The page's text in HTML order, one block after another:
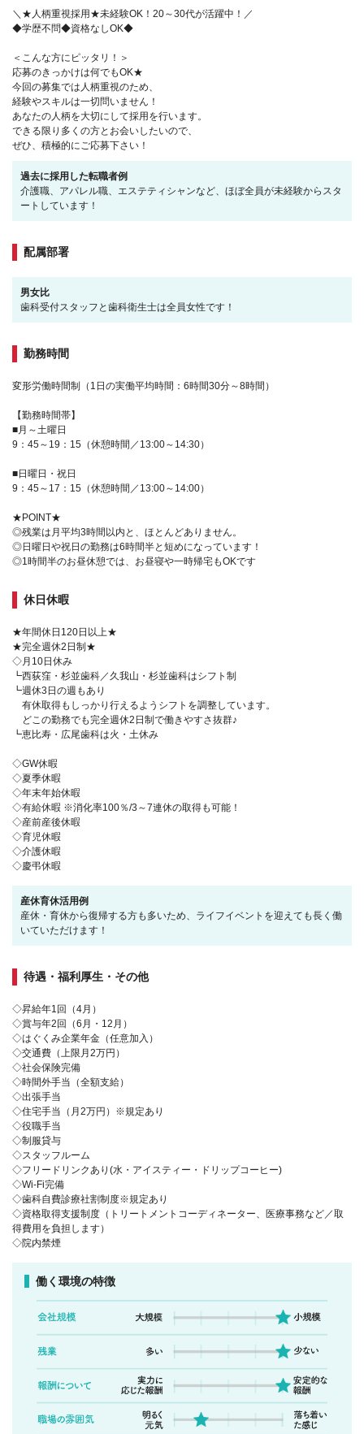
＼★人柄重視採用★未経験OK！20～30代が活躍中！／
◆学歴不問◆資格なしOK◆
＜こんな方にピッタリ！＞
応募のきっかけは何でもOK★
今回の募集では人柄重視のため、
経験やスキルは一切問いません！
あなたの人柄を大切にして採用を行います。
できる限り多くの方とお会いしたいので、
ぜひ、積極的にご応募下さい！
過去に採用した転職者例
介護職、アパレル職、エステティシャンなど、ほぼ全員が未経験からスタ
ートしています！
配属部署
男女比
歯科受付スタッフと歯科衛生士は全員女性です！
勤務時間
変形労働時間制（1日の実働平均時間：6時間30分～8時間）
【勤務時間帯】
■月～土曜日
9：45～19：15（休憩時間／13:00～14:30）
■日曜日・祝日
9：45～17：15（休憩時間／13:00～14:00）
★POINT★
◎残業は月平均3時間以内と、ほとんどありません。
◎日曜日や祝日の勤務は6時間半と短めになっています！
◎1時間半のお昼休憩では、お昼寝や一時帰宅もOKです
休日休暇
★年間休日120日以上★
★完全週休2日制★
◇月10日休み
┗西荻窪・杉並歯科／久我山・杉並歯科はシフト制
┗週休3日の週もあり
有休取得もしっかり行えるようシフトを調整しています。
どこの勤務でも完全週休2日制で働きやすさ抜群♪
┗恵比寿・広尾歯科は火・土休み
◇GW休暇
◇夏季休暇
◇年末年始休暇
◇有給休暇 ※消化率100％/3～7連休の取得も可能！
◇産前産後休暇
◇育児休暇
◇介護休暇
◇慶弔休暇
産休育休活用例
産休・育休から復帰する方も多いため、ライフイベントを迎えても長く働
いていただけます！
待遇・福利厚生・その他
◇昇給年1回（4月）
◇賞与年2回（6月・12月）
◇はぐくみ企業年金（任意加入）
◇交通費（上限月2万円）
◇社会保険完備
◇時間外手当（全額支給）
◇出張手当
◇住宅手当（月2万円）※規定あり
◇役職手当
◇制服貸与
◇スタッフルーム
◇フリードリンクあり(水・アイスティー・ドリップコーヒー)
◇Wi-Fi完備
◇歯科自費診療社割制度※規定あり
◇資格取得支援制度（トリートメントコーディネーター、医療事務など／取
得費用を負担します）
◇院内禁煙
働く環境の特徴